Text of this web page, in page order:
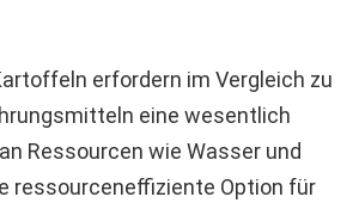
erfordern im Vergleich zu
eine wesentlich
Ressourcen wie Wasser und
ressourceneffiziente Option für